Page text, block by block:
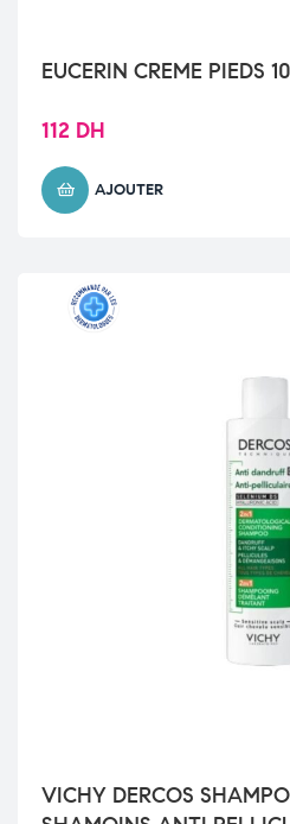
EUCERIN CREME PIEDS
112 DH
AJOUTER
VICHY DERCOS